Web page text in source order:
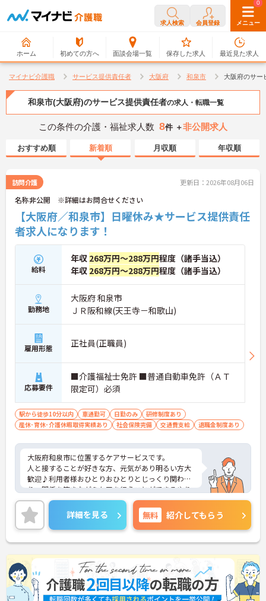
求人検索 会員登録 メニュー
ホーム 初めての方へ 面談会場一覧
0
保存した求人
0
最近見た求人
マイナビ介護職 サービス提供責任者 大阪府 和泉市 大阪府のサー
和泉市(大阪府)のサービス提供責任者の求人・転職一覧
この条件の介護・福祉求人数 8件 ＋非公開求人
おすすめ順 新着順 月収順 年収順
訪問介護 更新日：2026年08月06日
名称非公開 ※詳細はお問合せください
【大阪府／和泉市】日曜休み★サービス提供責任
者求人になります！
給料
年収 268万円～288万円程度（諸手当込）
年収 268万円～288万円程度（諸手当込）
勤務地
大阪府 和泉市
ＪＲ阪和線(天王寺－和歌山)
雇用形態 正社員(正職員)
応募要件
■介護福祉士免許 ■普通自動車免許（ＡＴ
限定可）必須
駅から徒歩10分以内 車通勤可 日勤のみ
研修制度あり
産休･育休･介護休暇取得実績あり
社会保険完備 交通費支給 退職金制度あり
大阪府和泉市に位置するケアサービスです。
人と接することが好きな方、元気があり明るい方大
歓迎♪利用者様おひとりおひとりとじっくり関わ
り、関係を築きながらケアを行うことができるやり
がいのあるお仕事です。
スタッフ同士も仲が良くチームワークもある職場で
す。
ご興味がある方は是非一度マイナビコメディカルま
でお問い合わせ下さい！！
詳細を見る 無料 紹介してもらう